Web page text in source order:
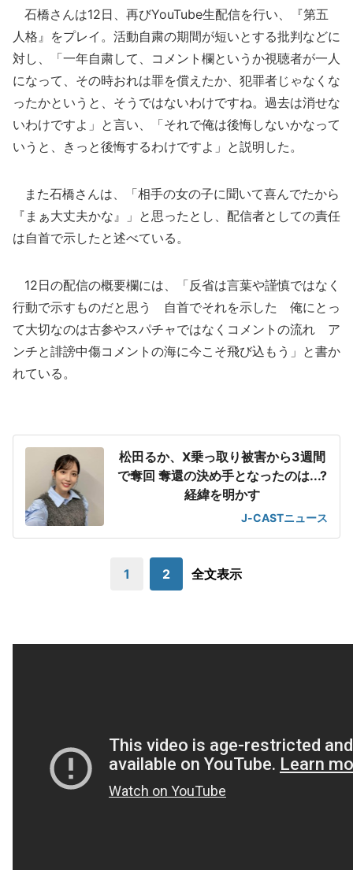
石橋さんは12日、再びYouTube生配信を行い、『第五
人格』をプレイ。活動自粛の期間が短いとする批判などに
対し、「一年自粛して、コメント欄というか視聴者が一人
になって、その時おれは罪を償えたか、犯罪者じゃなくな
ったかというと、そうではないわけですね。過去は消せな
いわけですよ」と言い、「それで俺は後悔しないかなって
いうと、きっと後悔するわけですよ」と説明した。
また石橋さんは、「相手の女の子に聞いて喜んでたから
『まぁ大丈夫かな』」と思ったとし、配信者としての責任
は自首で示したと述べている。
12日の配信の概要欄には、「反省は言葉や謹慎ではなく
行動で示すものだと思う 自首でそれを示した 俺にとっ
て大切なのは古参やスパチャではなくコメントの流れ ア
ンチと誹謗中傷コメントの海に今こそ飛び込もう」と書か
れている。
松田るか、X乗っ取り被害から3週間
で奪回 奪還の決め手となったのは...?
経緯を明かす
J-CASTニュース
1 2 全文表示